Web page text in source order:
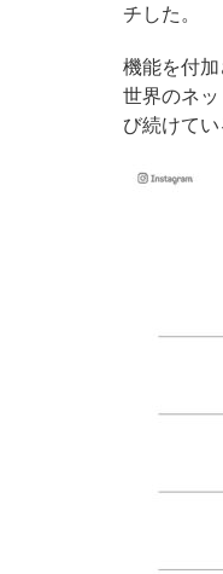
チした。
機能を付
世界のネ
び続けてい